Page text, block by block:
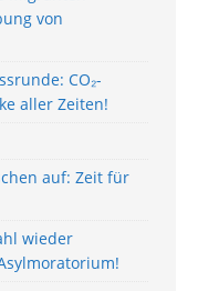
von
CO₂-
aller Zeiten!
auf: Zeit für
wieder